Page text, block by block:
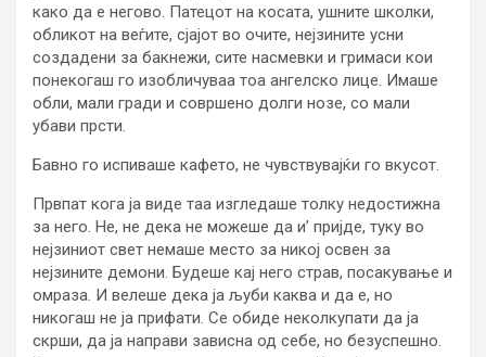
како да е негово. Патецот на косата, ушните школки,
обликот на веѓите, сјајот во очите, нејзините усни
создадени за бакнежи, сите насмевки и гримаси кои
понекогаш го изобличуваа тоа ангелско лице. Имаше
обли, мали гради и совршено долги нозе, со мали
убави прсти.
Бавно го испиваше кафето, не чувствувајќи го вкусот.
Првпат кога ја виде таа изгледаше толку недостижна
за него. Не, не дека не можеше да и’ пријде, туку во
нејзиниот свет немаше место за никој освен за
нејзините демони. Будеше кај него страв, посакување и
омраза. И велеше дека ја љуби каква и да е, но
никогаш не ја прифати. Се обиде неколкупати да ја
скрши, да ја направи зависна од себе, но безуспешно.